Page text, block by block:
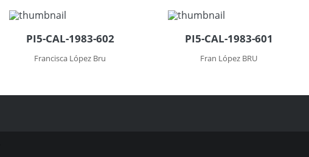
PI5-CAL-1983-602
Francisca López Bru
PI5-CAL-1983-601
Fran López BRU